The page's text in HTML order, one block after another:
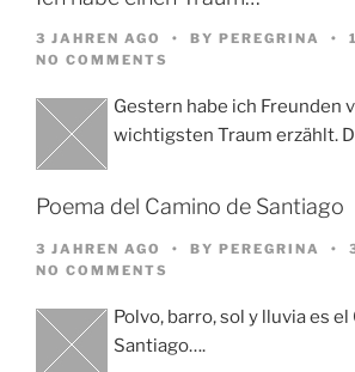
3 JAHREN AGO BY PEREGRINA
NO COMMENTS
Gestern habe ich Freunden
wichtigsten Traum erzählt.
Poema del Camino de Santiago
3 JAHREN AGO BY PEREGRINA
NO COMMENTS
Polvo, barro, sol y lluvia es el
Santiago….